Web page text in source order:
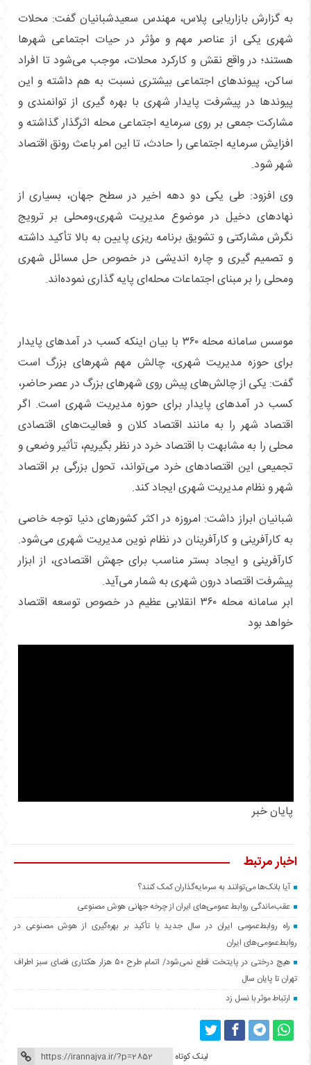
به گزارش بازاریابی پلاس، مهندس سعیدشبانیان گفت: محلات
شهری یکی از عناصر مهم و مؤثر در حیات اجتماعی شهرها
هستند؛ در واقع نقش و کارکرد محلات، موجب می‌شود تا افراد
ساکن، پیوندهای اجتماعی بیشتری نسبت به هم داشته و این
پیوندها در پیشرفت پایدار شهری با بهره گیری از توانمندی و
مشارکت جمعی بر روی سرمایه اجتماعی محله اثرگذار گذاشته و
افزایش سرمایه اجتماعی را حادث، تا این امر باعث رونق اقتصاد
شهر شود.
وی افزود: طی یکی دو دهه اخیر در سطح جهان، بسیاری از
نهادهای دخیل در موضوع مدیریت شهری،ومحلی بر ترویج
نگرش مشارکتی و تشویق برنامه ریزی پایین به بالا تأکید داشته
و تصمیم گیری و چاره اندیشی در خصوص حل مسائل شهری
ومحلی را بر مبنای اجتماعات محله‌ای پایه گذاری نموده‌اند.
موسس سامانه محله ۳۶۰‌ با بیان اینکه کسب در آمدهای پایدار
برای حوزه مدیریت شهری، چالش مهم شهرهای بزرگ است
گفت: یکی از چالش‌های پیش روی شهرهای بزرگ در عصر حاضر،
کسب در آمدهای پایدار برای حوزه مدیریت شهری است. اگر
اقتصاد شهر را به مانند اقتصاد کلان و فعالیت‌های اقتصادی
محلی را به مشابهت با اقتصاد خرد در نظر بگیریم، تأثیر وضعی و
تجمیعی این اقتصادهای خرد می‌تواند، تحول بزرگی بر اقتصاد
شهر و نظام مدیریت شهری ایجاد کند.
شبانیان ابراز داشت: امروزه در اکثر کشورهای دنیا توجه خاصی
به کارآفرینی و کارآفرینان در نظام نوین مدیریت شهری می‌شود.
کارآفرینی و ایجاد بستر مناسب برای جهش اقتصادی، از ابزار
پیشرفت اقتصاد درون شهری به شمار می‌آید.
ابر سامانه محله ۳۶۰ انقلابی عظیم در خصوص توسعه اقتصاد
خواهد بود
پایان خبر
اخبار مرتبط
آیا بانک‌ها می‌توانند به سرمایه‌گذاران کمک کنند؟
عقب‌ماندگی روابط عمومی‌های ایران از چرخه جهانی هوش مصنوعی
راه روابط‌عمومی ایران در سال جدید با تأکید بر بهره‌گیری از هوش مصنوعی در
روابط‌عمومی‌های ایران
هیچ درختی در پایتخت قطع نمی‌شود/ اتمام طرح ۵۰ هزار هکتاری فضای سبز اطراف
تهران تا پایان سال
ارتباط موثر با نسل زد
لینک کوتاه